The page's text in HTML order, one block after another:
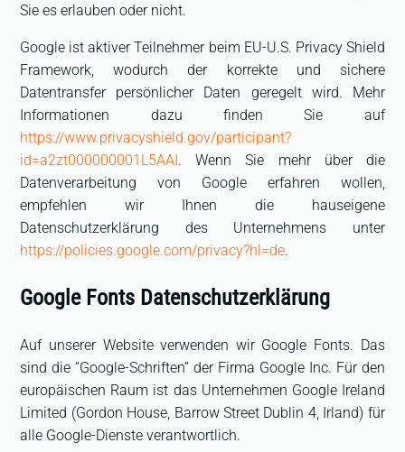
Sie es erlauben oder nicht.
Google ist aktiver Teilnehmer beim EU-U.S. Privacy Shield
Framework, wodurch der korrekte und sichere
Datentransfer persönlicher Daten geregelt wird. Mehr
Informationen dazu finden Sie auf
https://www.privacyshield.gov/participant?
id=a2zt000000001L5AAI. Wenn Sie mehr über die
Datenverarbeitung von Google erfahren wollen,
empfehlen wir Ihnen die hauseigene
Datenschutzerklärung des Unternehmens unter
https://policies.google.com/privacy?hl=de.
Google Fonts Datenschutzerklärung
Auf unserer Website verwenden wir Google Fonts. Das
sind die “Google-Schriften” der Firma Google Inc. Für den
europäischen Raum ist das Unternehmen Google Ireland
Limited (Gordon House, Barrow Street Dublin 4, Irland) für
alle Google-Dienste verantwortlich.